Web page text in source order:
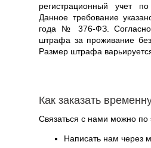
регистрационный учет
Данное требование
года № 376-ФЗ. Согласно
штрафа за проживание
Размер штрафа
Как заказать
Связаться с нами можно по
Написать нам через